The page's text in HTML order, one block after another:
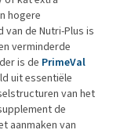
hogere
van de Nutri-Plus is
verminderde
is de PrimeVal
uit essentiële
van het
de
aanmaken van